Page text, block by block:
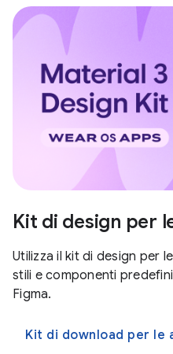
Kit di design per
Utilizza il kit di design per
stili e componenti
Figma.
Kit di download per le